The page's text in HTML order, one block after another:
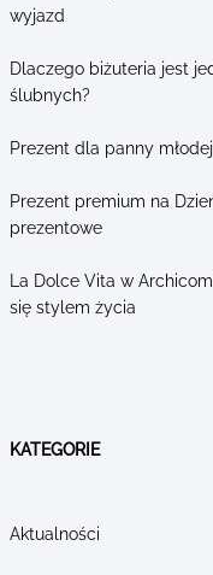
wyjazd
Dlaczego biżuteria jest
ślubnych?
Prezent dla panny
Prezent premium na
prezentowe
La Dolce Vita w
się stylem życia
KATEGORIE
Aktualności